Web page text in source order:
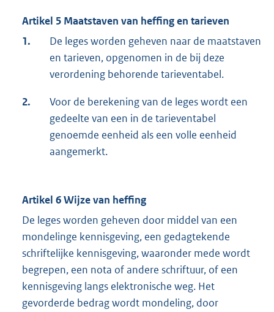
Artikel 5 Maatstaven van heffing en tarieven
1.
De leges worden geheven naar de maatstaven
en tarieven, opgenomen in de bij deze
verordening behorende tarieventabel.
2.
Voor de berekening van de leges wordt een
gedeelte van een in de tarieventabel
genoemde eenheid als een volle eenheid
aangemerkt.
Artikel 6 Wijze van heffing
De leges worden geheven door middel van een
mondelinge kennisgeving, een gedagtekende
schriftelijke kennisgeving, waaronder mede wordt
begrepen, een nota of andere schriftuur, of een
kennisgeving langs elektronische weg. Het
gevorderde bedrag wordt mondeling, door